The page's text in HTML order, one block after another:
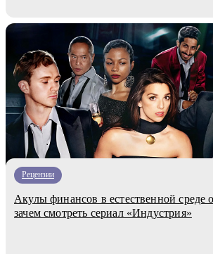
Рецензии
Акулы финансов в естественной среде
зачем смотреть сериал «Индустрия»